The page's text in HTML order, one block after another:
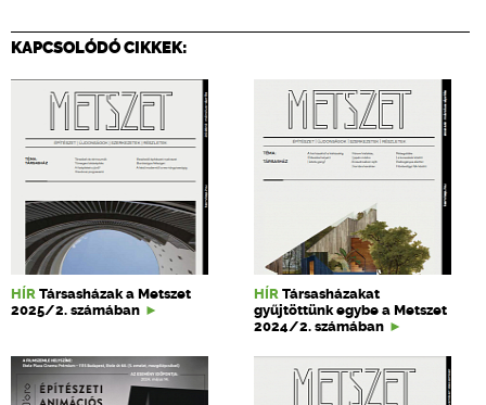
KAPCSOLÓDÓ CIKKEK:
HÍR Társasházak a Metszet
2025/2. számában
HÍR Társasházakat
gyűjtöttünk egybe a Metszet
2024/2. számában